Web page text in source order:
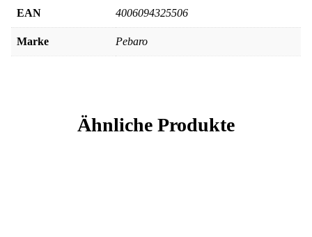
EAN 4006094325506
Marke Pebaro
Ähnliche Produkte